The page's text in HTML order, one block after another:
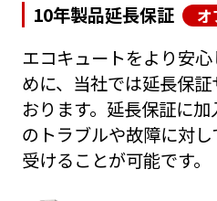
10年製品延長保証 オ
エコキュートをより安
めに、当社では延長保
おります。延長保証に
のトラブルや故障に対
受けることが可能です。